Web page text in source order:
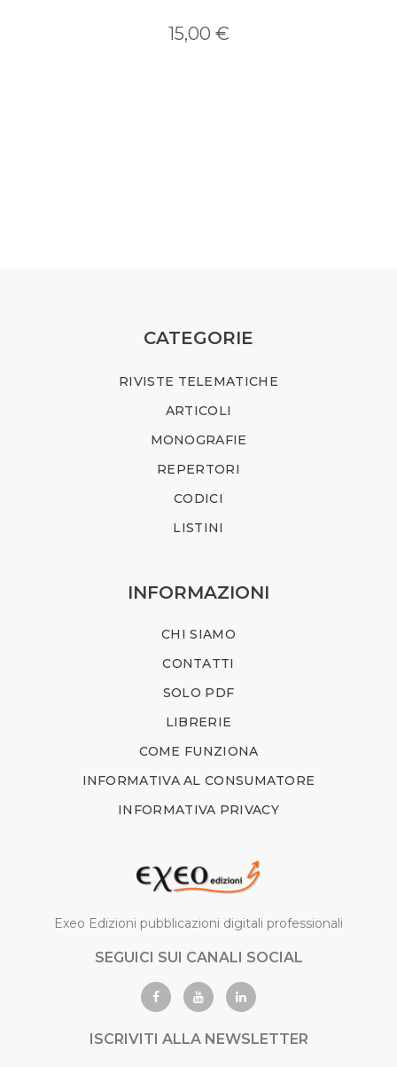
15,00 €
15,00 €
CATEGORIE
RIVISTE TELEMATICHE
ARTICOLI
MONOGRAFIE
REPERTORI
CODICI
LISTINI
INFORMAZIONI
CHI SIAMO
CONTATTI
SOLO PDF
LIBRERIE
COME FUNZIONA
INFORMATIVA AL CONSUMATORE
INFORMATIVA PRIVACY
Exeo Edizioni pubblicazioni digitali professionali
SEGUICI SUI CANALI SOCIAL
ISCRIVITI ALLA NEWSLETTER